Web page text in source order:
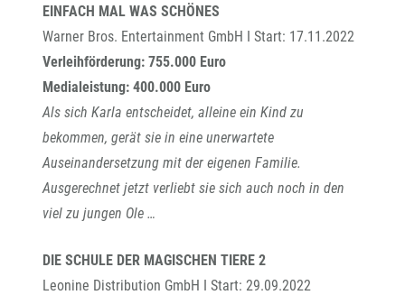
EINFACH MAL WAS SCHÖNES
Warner Bros. Entertainment GmbH I Start: 17.11.2022
Verleihförderung: 755.000 Euro
Medialeistung: 400.000 Euro
Als sich Karla entscheidet, alleine ein Kind zu
bekommen, gerät sie in eine unerwartete
Auseinandersetzung mit der eigenen Familie.
Ausgerechnet jetzt verliebt sie sich auch noch in den
viel zu jungen Ole …
DIE SCHULE DER MAGISCHEN TIERE 2
Leonine Distribution GmbH I Start: 29.09.2022